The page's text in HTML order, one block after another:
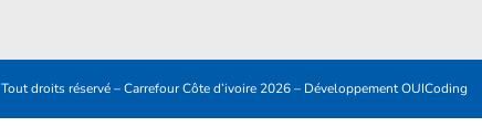
Tout droits réservé – Carrefour Côte d’ivoire 2026 – DéveloppementOUICoding